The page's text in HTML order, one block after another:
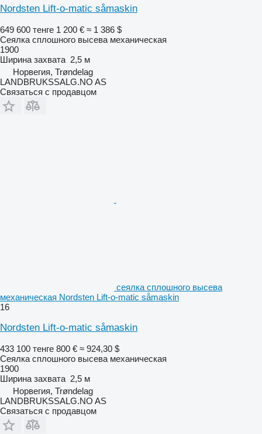
Nordsten Lift-o-matic såmaskin
649 600 тенге 1 200 € ≈ 1 386 $
Сеялка сплошного высева механическая
1900
Ширина захвата 2,5 м
Норвегия, Trøndelag
LANDBRUKSSALG.NO AS
Связаться с продавцом
сеялка сплошного высева
механическая Nordsten Lift-o-matic såmaskin
16
Nordsten Lift-o-matic såmaskin
433 100 тенге 800 € ≈ 924,30 $
Сеялка сплошного высева механическая
1900
Ширина захвата 2,5 м
Норвегия, Trøndelag
LANDBRUKSSALG.NO AS
Связаться с продавцом